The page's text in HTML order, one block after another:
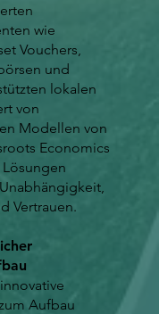
wie
Vouchers,
und
lokalen
von
Modellen von
Economics
Vertrauen.
Aufbau